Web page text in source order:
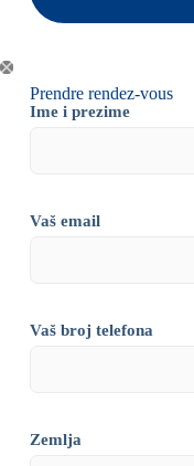
Prendre rendez-vous
Ime i prezime
Vaš email
Vaš broj telefona
Zemlja